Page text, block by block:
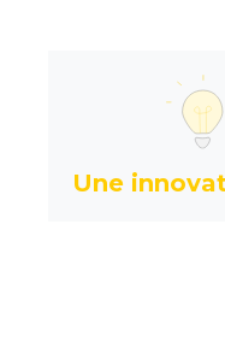
Une
Nous ne
vrais besoins
Chaque
pour